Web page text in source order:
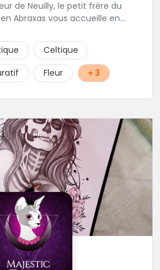
de Neuilly, le petit frère du
Abraxas vous accueille en
vous offrir un large choix de
et une créativité
Celtique
Fleur + 3